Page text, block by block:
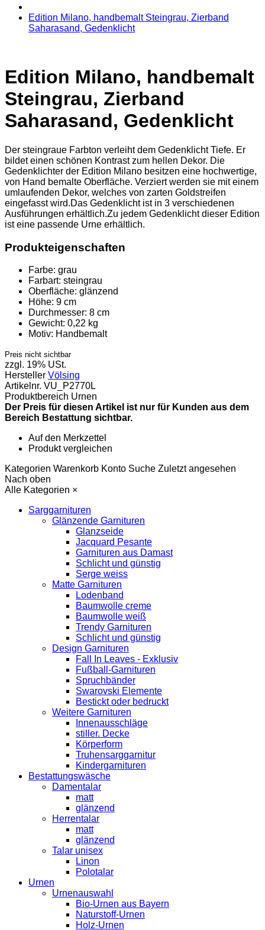
Edition Milano, handbemalt Steingrau, Zierband
Saharasand, Gedenklicht
Edition Milano, handbemalt
Steingrau, Zierband
Saharasand, Gedenklicht
Der steingraue Farbton verleiht dem Gedenklicht Tiefe. Er
bildet einen schönen Kontrast zum hellen Dekor. Die
Gedenklichter der Edition Milano besitzen eine hochwertige,
von Hand bemalte Oberfläche. Verziert werden sie mit einem
umlaufenden Dekor, welches von zarten Goldstreifen
eingefasst wird.Das Gedenklicht ist in 3 verschiedenen
Ausführungen erhältlich.Zu jedem Gedenklicht dieser Edition
ist eine passende Urne erhältlich.
Produkteigenschaften
Farbe: grau
Farbart: steingrau
Oberfläche: glänzend
Höhe: 9 cm
Durchmesser: 8 cm
Gewicht: 0,22 kg
Motiv: Handbemalt
Preis nicht sichtbar
zzgl. 19% USt.
Hersteller Völsing
Artikelnr. VU_P2770L
Produktbereich Urnen
Der Preis für diesen Artikel ist nur für Kunden aus dem
Bereich Bestattung sichtbar.
Auf den Merkzettel
Produkt vergleichen
Kategorien Warenkorb Konto Suche Zuletzt angesehen
Nach oben
Alle Kategorien ×
Sarggarnituren
Glänzende Garnituren
Glanzseide
Jacquard Pesante
Garnituren aus Damast
Schlicht und günstig
Serge weiss
Matte Garnituren
Lodenband
Baumwolle creme
Baumwolle weiß
Trendy Garnituren
Schlicht und günstig
Design Garnituren
Fall In Leaves - Exklusiv
Fußball-Garnituren
Spruchbänder
Swarovski Elemente
Bestickt oder bedruckt
Weitere Garnituren
Innenausschläge
stiller. Decke
Körperform
Truhensarggarnitur
Kindergarnituren
Bestattungswäsche
Damentalar
matt
glänzend
Herrentalar
matt
glänzend
Talar unisex
Linon
Polotalar
Urnen
Urnenauswahl
Bio-Urnen aus Bayern
Naturstoff-Urnen
Holz-Urnen